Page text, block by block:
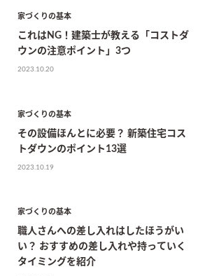
家づくりの基本
これはNG！建築士が教える「コストダ
ウンの注意ポイント」3つ
2023.10.20
家づくりの基本
その設備ほんとに必要？ 新築住宅コス
トダウンのポイント13選
2023.10.19
家づくりの基本
職人さんへの差し入れはしたほうがい
い？ おすすめの差し入れや持っていく
タイミングを紹介